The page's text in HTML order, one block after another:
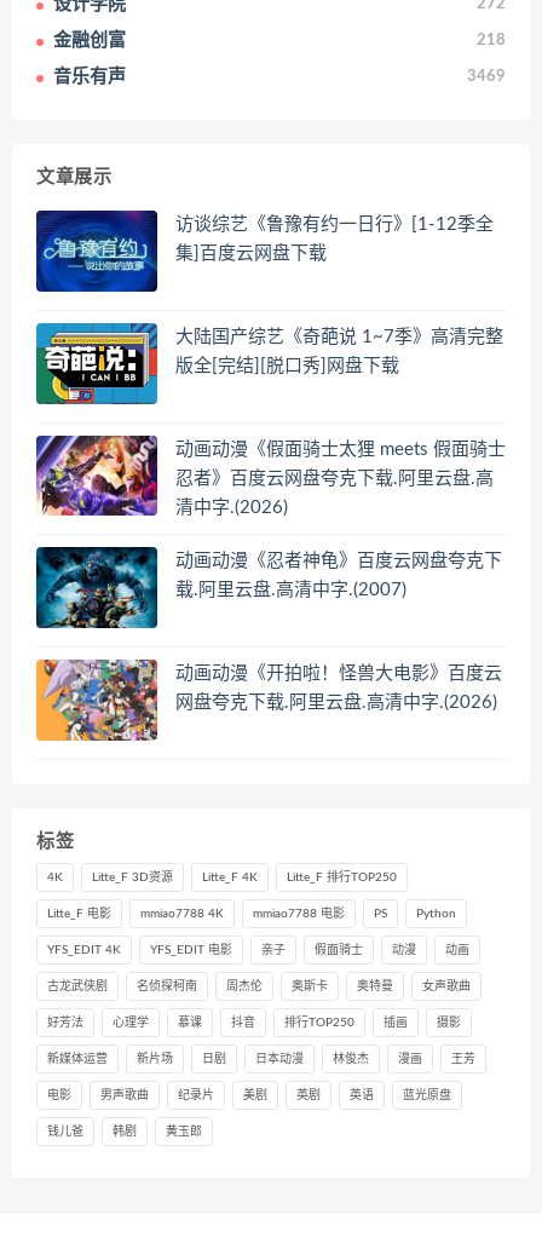
设计学院 272
金融创富 218
音乐有声 3469
文章展示
访谈综艺《鲁豫有约一日行》[1-12季全
集]百度云网盘下载
大陆国产综艺《奇葩说 1~7季》高清完整
版全[完结][脱口秀]网盘下载
动画动漫《假面骑士太狸 meets 假面骑士
忍者》百度云网盘夸克下载.阿里云盘.高
清中字.(2026)
动画动漫《忍者神龟》百度云网盘夸克下
载.阿里云盘.高清中字.(2007)
动画动漫《开拍啦！怪兽大电影》百度云
网盘夸克下载.阿里云盘.高清中字.(2026)
标签
4K Litte_F 3D资源 Litte_F 4K Litte_F 排行TOP250
Litte_F 电影 mmiao7788 4K mmiao7788 电影 PS Python
YFS_EDIT 4K YFS_EDIT 电影 亲子 假面骑士 动漫 动画
古龙武侠剧 名侦探柯南 周杰伦 奥斯卡 奥特曼 女声歌曲
好芳法 心理学 慕课 抖音 排行TOP250 插画 摄影
新媒体运营 新片场 日剧 日本动漫 林俊杰 漫画 王芳
电影 男声歌曲 纪录片 美剧 英剧 英语 蓝光原盘
钱儿爸 韩剧 黄玉郎